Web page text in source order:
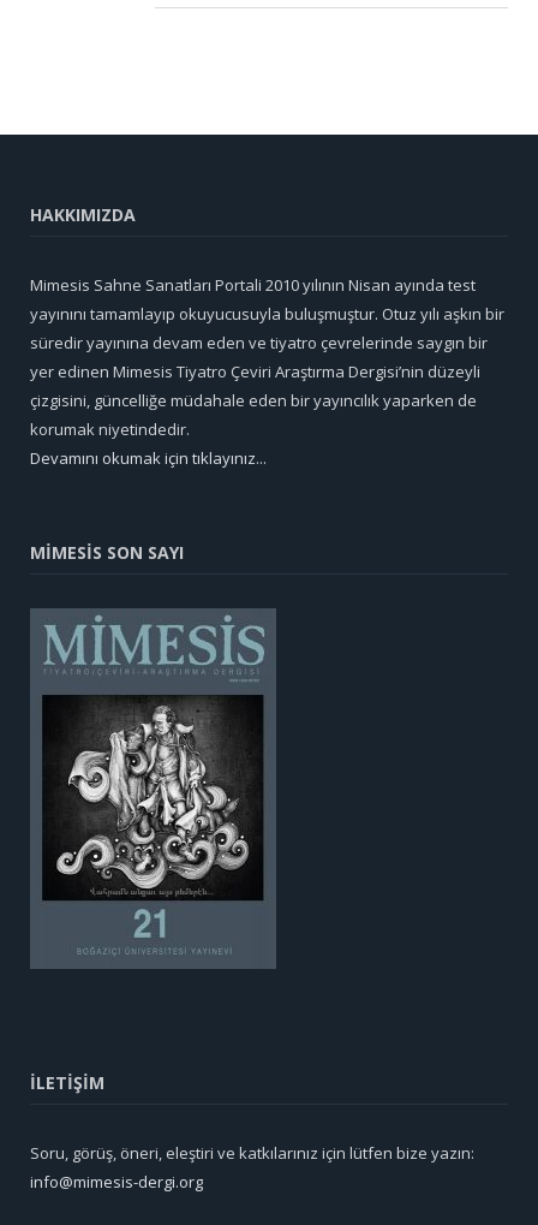
HAKKIMIZDA
Mimesis Sahne Sanatları Portali 2010 yılının Nisan ayında test
yayınını tamamlayıp okuyucusuyla buluşmuştur. Otuz yılı aşkın bir
süredir yayınına devam eden ve tiyatro çevrelerinde saygın bir
yer edinen Mimesis Tiyatro Çeviri Araştırma Dergisi’nin düzeyli
çizgisini, güncelliğe müdahale eden bir yayıncılık yaparken de
korumak niyetindedir.
Devamını okumak için tıklayınız...
MİMESİS SON SAYI
İLETİŞİM
Soru, görüş, öneri, eleştiri ve katkılarınız için lütfen bize yazın:
info@mimesis-dergi.org